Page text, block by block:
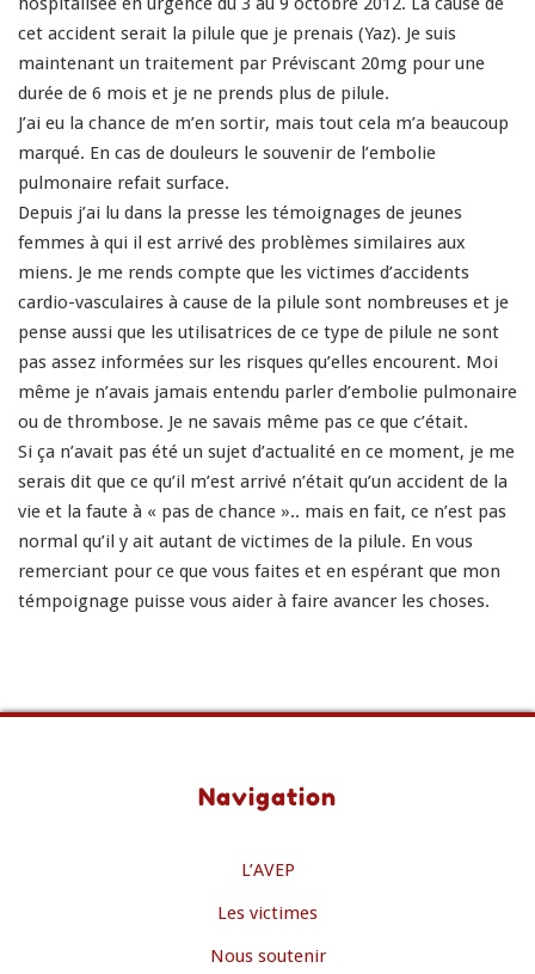
cet accident serait la pilule que je prenais (Yaz). Je suis
maintenant un traitement par Préviscant 20mg pour une
durée de 6 mois et je ne prends plus de pilule.
J’ai eu la chance de m’en sortir, mais tout cela m’a beaucoup
marqué. En cas de douleurs le souvenir de l’embolie
pulmonaire refait surface.
Depuis j’ai lu dans la presse les témoignages de jeunes
femmes à qui il est arrivé des problèmes similaires aux
miens. Je me rends compte que les victimes d’accidents
cardio-vasculaires à cause de la pilule sont nombreuses et je
pense aussi que les utilisatrices de ce type de pilule ne sont
pas assez informées sur les risques qu’elles encourent. Moi
même je n’avais jamais entendu parler d’embolie pulmonaire
ou de thrombose. Je ne savais même pas ce que c’était.
Si ça n’avait pas été un sujet d’actualité en ce moment, je me
serais dit que ce qu’il m’est arrivé n’était qu’un accident de la
vie et la faute à « pas de chance ».. mais en fait, ce n’est pas
normal qu’il y ait autant de victimes de la pilule. En vous
remerciant pour ce que vous faites et en espérant que mon
témpoignage puisse vous aider à faire avancer les choses.
Navigation
L’AVEP
Les victimes
Nous soutenir